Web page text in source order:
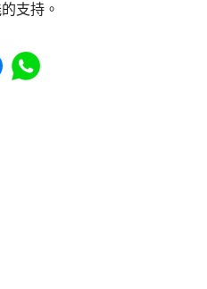
支持。
to Facebook
Share to WhatsApp